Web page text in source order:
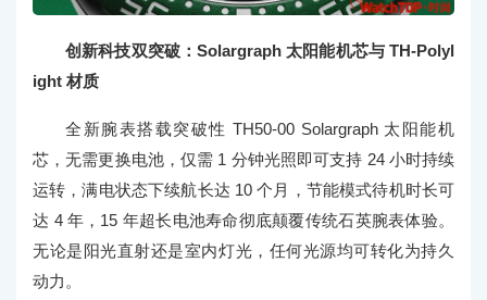
创新科技双突破：Solargraph 太阳能机芯与 TH-Polyl
ight 材质
全新腕表搭载突破性 TH50-00 Solargraph 太阳能机
芯，无需更换电池，仅需 1 分钟光照即可支持 24 小时持续
运转，满电状态下续航长达 10 个月，节能模式待机时长可
达 4 年，15 年超长电池寿命彻底颠覆传统石英腕表体验。
无论是阳光直射还是室内灯光，任何光源均可转化为持久
动力。